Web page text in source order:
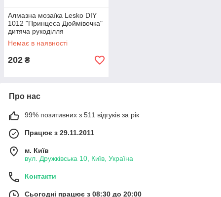
Алмазна мозаїка Lesko DIY
1012 "Принцеса Дюймівочка"
дитяча рукоділля
розвивалька 1 шт.
Немає в наявності
202 ₴
Про нас
99% позитивних з 511 відгуків за рік
Працює з 29.11.2011
м. Київ
вул. Дружківська 10, Київ, Україна
Контакти
Сьогодні працює з 08:30 до 20:00